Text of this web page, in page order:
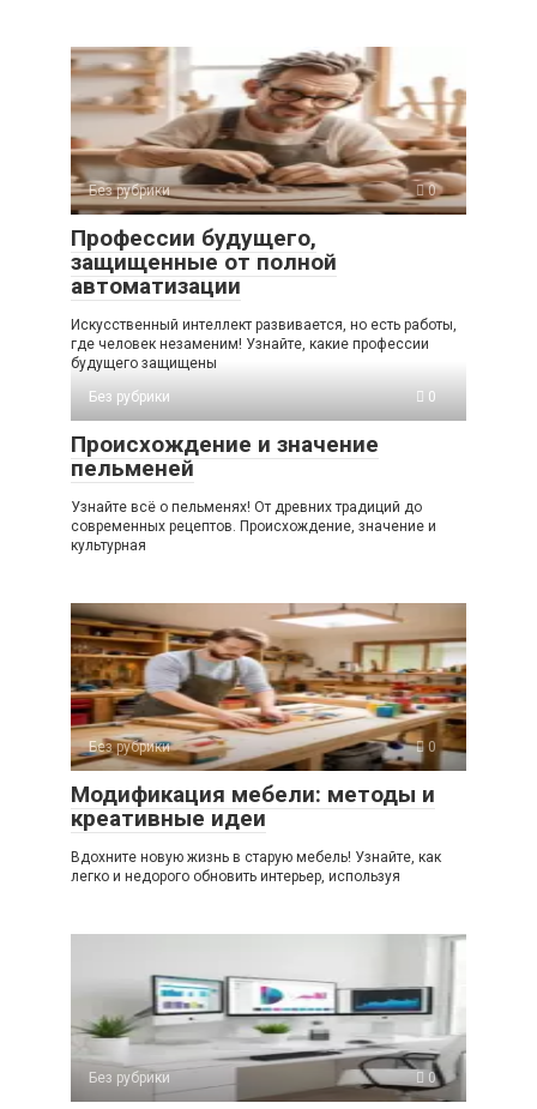
Без рубрики 0
Профессии будущего,
защищенные от полной
автоматизации
Искусственный интеллект развивается, но есть работы,
где человек незаменим! Узнайте, какие профессии
будущего защищены
Без рубрики
0
Происхождение и значение
пельменей
Узнайте всё о пельменях! От древних традиций до
современных рецептов. Происхождение, значение и
культурная
Без рубрики 0
Модификация мебели: методы и
креативные идеи
Вдохните новую жизнь в старую мебель! Узнайте, как
легко и недорого обновить интерьер, используя
Без рубрики 0